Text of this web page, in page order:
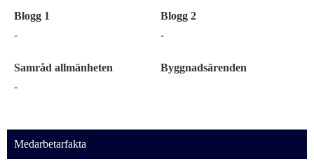
Blogg 1
-
Blogg 2
-
Samråd allmänheten
-
Byggnadsärenden
Medarbetarfakta